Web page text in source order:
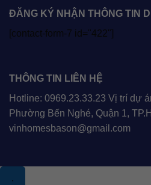
ĐĂNG KÝ NHẬN THÔNG TIN
[contact-form-7 id="422"]
THÔNG TIN LIÊN HỆ
Hotline: 0969.23.33.23 Vị trí dự
Phường Bến Nghé, Quận 1,
vinhomesbason@gmail.com
.